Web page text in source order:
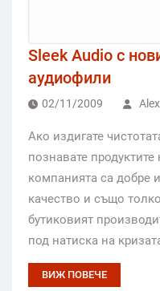
Sleek Audio с
аудиофили
02/11/2009
Ако издигате
познавате
компанията са добре
качество и също
бутиковият
под натиска на
ВИЖ ПОВЕЧЕ